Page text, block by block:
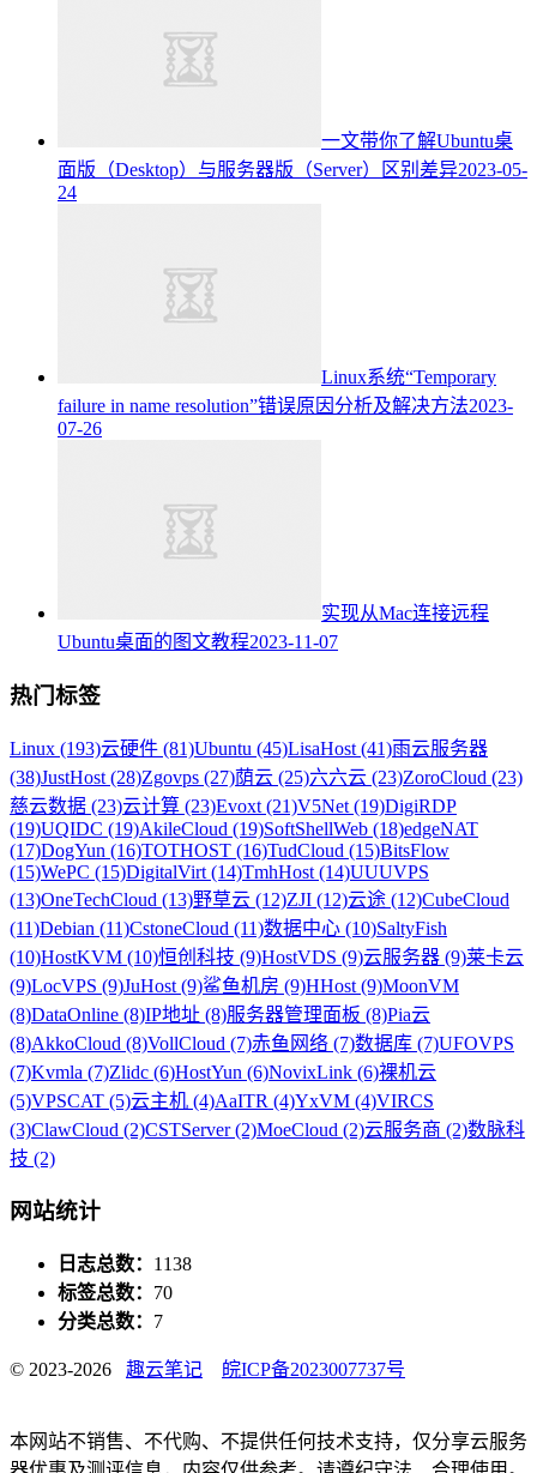
一文带你了解Ubuntu桌
面版（Desktop）与服务器版（Server）区别差异2023-05-
24
Linux系统“Temporary
failure in name resolution”错误原因分析及解决方法2023-
07-26
实现从Mac连接远程
Ubuntu桌面的图文教程2023-11-07
热门标签
Linux (193)云硬件 (81)Ubuntu (45)LisaHost (41)雨云服务器
(38)JustHost (28)Zgovps (27)荫云 (25)六六云 (23)ZoroCloud (23)
慈云数据 (23)云计算 (23)Evoxt (21)V5Net (19)DigiRDP
(19)UQIDC (19)AkileCloud (19)SoftShellWeb (18)edgeNAT
(17)DogYun (16)TOTHOST (16)TudCloud (15)BitsFlow
(15)WePC (15)DigitalVirt (14)TmhHost (14)UUUVPS
(13)OneTechCloud (13)野草云 (12)ZJI (12)云途 (12)CubeCloud
(11)Debian (11)CstoneCloud (11)数据中心 (10)SaltyFish
(10)HostKVM (10)恒创科技 (9)HostVDS (9)云服务器 (9)莱卡云
(9)LocVPS (9)JuHost (9)鲨鱼机房 (9)HHost (9)MoonVM
(8)DataOnline (8)IP地址 (8)服务器管理面板 (8)Pia云
(8)AkkoCloud (8)VollCloud (7)赤鱼网络 (7)数据库 (7)UFOVPS
(7)Kvmla (7)Zlidc (6)HostYun (6)NovixLink (6)裸机云
(5)VPSCAT (5)云主机 (4)AaITR (4)YxVM (4)VIRCS
(3)ClawCloud (2)CSTServer (2)MoeCloud (2)云服务商 (2)数脉科
技 (2)
网站统计
日志总数： 1138
标签总数： 70
分类总数： 7
© 2023-2026 趣云笔记 皖ICP备2023007737号
本网站不销售、不代购、不提供任何技术支持，仅分享云服务